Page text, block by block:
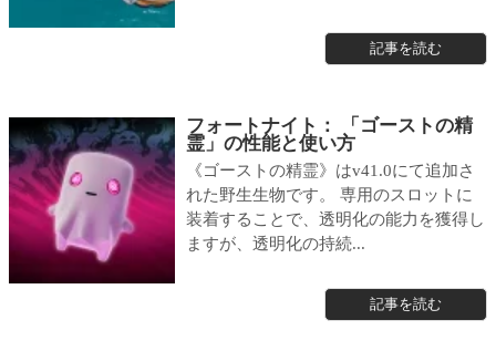
記事を読む
フォートナイト： 「ゴーストの精
霊」の性能と使い方
《ゴーストの精霊》はv41.0にて追加さ
れた野生生物です。 専用のスロットに
装着することで、透明化の能力を獲得し
ますが、透明化の持続...
記事を読む